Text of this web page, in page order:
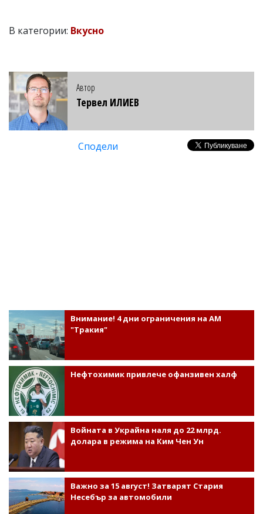
В категории: Вкусно
Автор
Тервел ИЛИЕВ
Сподели
Внимание! 4 дни ограничения на АМ
"Тракия"
Нефтохимик привлече офанзивен халф
Войната в Украйна наля до 22 млрд.
долара в режима на Ким Чен Ун
Важно за 15 август! Затварят Стария
Несебър за автомобили